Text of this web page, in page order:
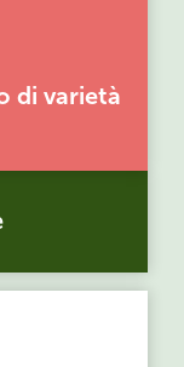
di varietà